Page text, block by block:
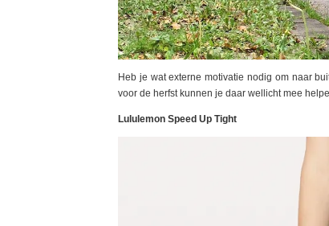
Heb je wat externe motivatie nodig om naar
voor de herfst kunnen je daar wellicht mee
Lululemon Speed Up Tight